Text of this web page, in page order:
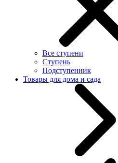
Все ступени
Ступень
Подступенник
Товары для дома и сада